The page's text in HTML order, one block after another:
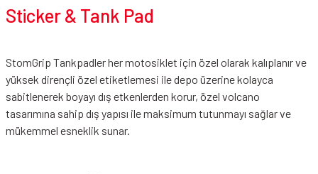
Sticker & Tank Pad
StomGrip Tankpadler her motosiklet için özel olarak kalıplanır ve
yüksek dirençli özel etiketlemesi ile depo üzerine kolayca
sabitlenerek boyayı dış etkenlerden korur, özel volcano
tasarımına sahip dış yapısı ile maksimum tutunmayı sağlar ve
mükemmel esneklik sunar.